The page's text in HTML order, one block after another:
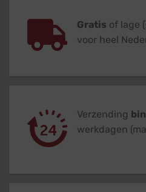
Gratis of lage
voor heel
Verzending
werkdagen